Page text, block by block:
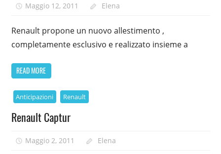
Maggio 12, 2011 Elena
Renault propone un nuovo allestimento ,
completamente esclusivo e realizzato insieme a
READ MORE
Anticipazioni Renault
Renault Captur
Maggio 2, 2011 Elena